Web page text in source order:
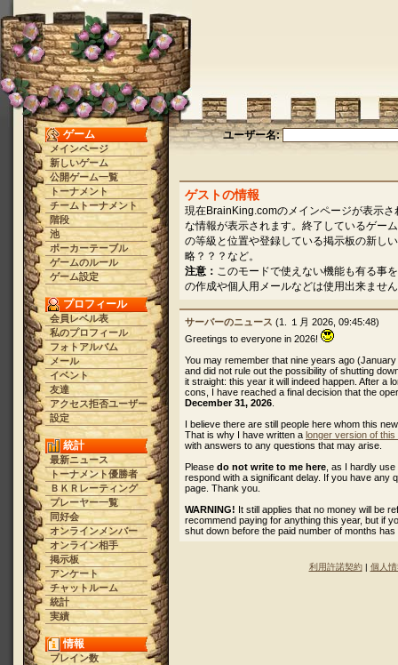
ゲーム
メインページ
新しいゲーム
公開ゲーム一覧
トーナメント
チームトーナメント
階段
池
ポーカーテーブル
ゲームのルール
ゲーム設定
プロフィール
会員レベル表
私のプロフィール
フォトアルバム
メール
イベント
友達
アクセス拒否ユーザー
設定
統計
最新ニュース
トーナメント優勝者
ＢＫＲレーティング
プレーヤー一覧
同好会
オンラインメンバー
オンライン相手
掲示板
アンケート
チャットルーム
統計
実績
情報
ブレイン数
ユーザー名:
ゲストの情報
現在BrainKing.comのメインページが表示
な情報が表示されます。終了しているゲー
の等級と位置や登録している掲示板の新し
略？？？など。
注意： このモードで使えない機能も有る事
の作成や個人用メールなどは使用出来ませ
サーバーのニュース (1. １月 2026, 09:45:48)
Greetings to everyone in 2026!
You may remember that nine years ago
and did not rule out the possibility of shutting
it straight: this year it will indeed happen. After a
cons, I have reached a final decision that the
December 31, 2026
I believe there are still people here whom this
That is why I have written a longer version of this
with answers to any questions that may arise.
Please do not write to me here , as I hardly
respond with a significant delay. If you have any
page. Thank you.
WARNING! It still applies that no money will be
recommend paying for anything this year, but if
shut down before the paid number of months has
利用許諾契約| 個人